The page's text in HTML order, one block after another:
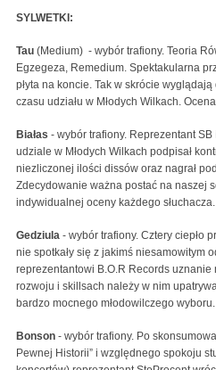
SYLWETKI:
Tau (Medium) - wybór trafiony. Teoria
Egzegeza, Remedium. Spektakularna
płyta na koncie. Tak w skrócie
czasu udziału w Młodych Wilkach.
Białas - wybór trafiony. Reprezentant
udziale w Młodych Wilkach podpisał
niezliczonej ilości dissów oraz nagrał
Zdecydowanie ważna postać na naszej
indywidualnej oceny każdego słuchacza.
Gedziula - wybór trafiony. Cztery ciepło
nie spotkały się z jakimś niesamowitym
reprezentantowi B.O.R Records
rozwoju i skillsach należy w nim
bardzo mocnego młodowilczego wyboru.
Bonson - wybór trafiony. Po
Pewnej Historii” i względnego spokoju